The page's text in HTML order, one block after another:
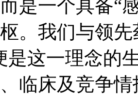
，而是一个具
。我们与领
便是这一理念的
、临床及竞